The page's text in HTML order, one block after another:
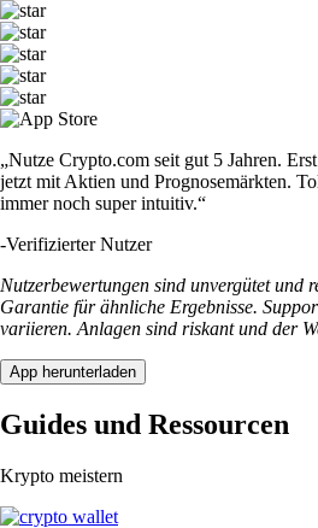
„Nutze Crypto.com seit gut 5 Jahren.
jetzt mit Aktien und Prognosemärkten.
immer noch super intuitiv.“
-Verifizierter Nutzer
Nutzerbewertungen sind unvergütet und
Garantie für ähnliche Ergebnisse.
variieren. Anlagen sind riskant und der
App herunterladen
Guides und Ressourcen
Krypto meistern